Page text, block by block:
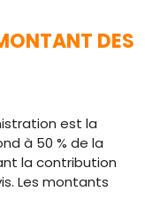
DES
est la
à 50 % de la
la contribution
Les montants